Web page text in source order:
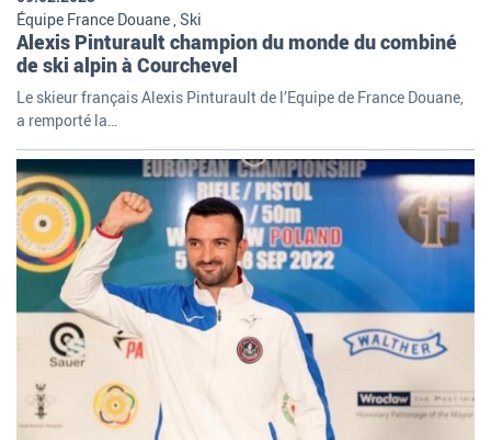
Équipe France Douane , Ski
Alexis Pinturault champion du monde du combiné
de ski alpin à Courchevel
Le skieur français Alexis Pinturault de l’Equipe de France Douane,
a remporté la…